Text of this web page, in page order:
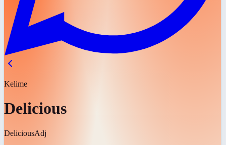
Kelime
Delicious
DeliciousAdj